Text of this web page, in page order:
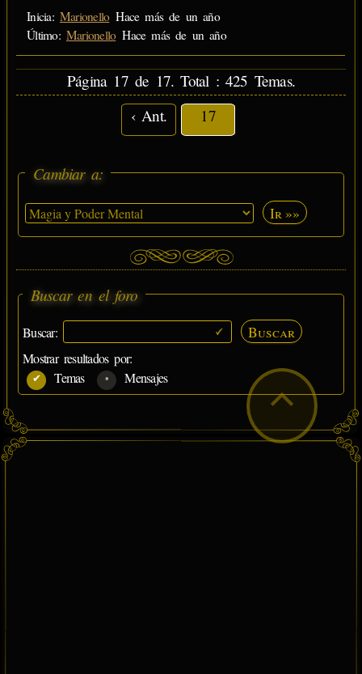
Inicia: Marionello Hace más de un año
Último: Marionello Hace más de un año
Página 17 de 17. Total : 425 Temas.
‹ Ant.
17
Cambiar a:
Ir »»
Buscar en el foro
Buscar: Buscar
Mostrar resultados por:
Temas
Mensajes